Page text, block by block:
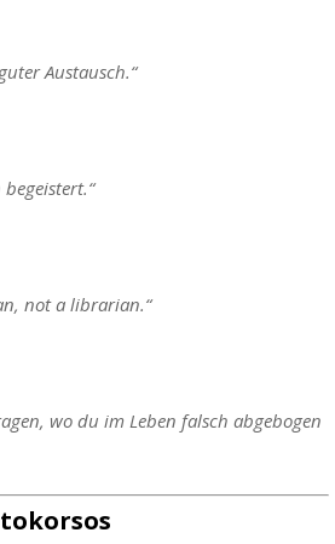
Austausch.“
not a librarian.“
wo du im Leben falsch abgebogen